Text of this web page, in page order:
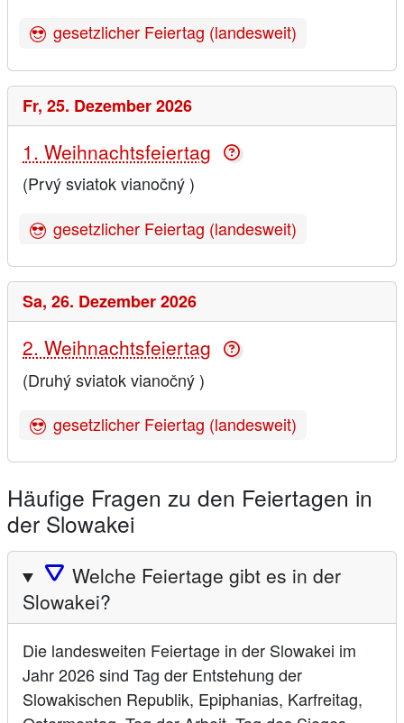
gesetzlicher Feiertag (landesweit)
Fr, 25. Dezember 2026
1. Weihnachtsfeiertag
(Prvý sviatok vianočný )
gesetzlicher Feiertag (landesweit)
Sa, 26. Dezember 2026
2. Weihnachtsfeiertag
(Druhý sviatok vianočný )
gesetzlicher Feiertag (landesweit)
Häufige Fragen zu den Feiertagen in
der Slowakei
🛆 Welche Feiertage gibt es in der
Slowakei?
Die landesweiten Feiertage in der Slowakei im
Jahr 2026 sind Tag der Entstehung der
Slowakischen Republik, Epiphanias, Karfreitag,